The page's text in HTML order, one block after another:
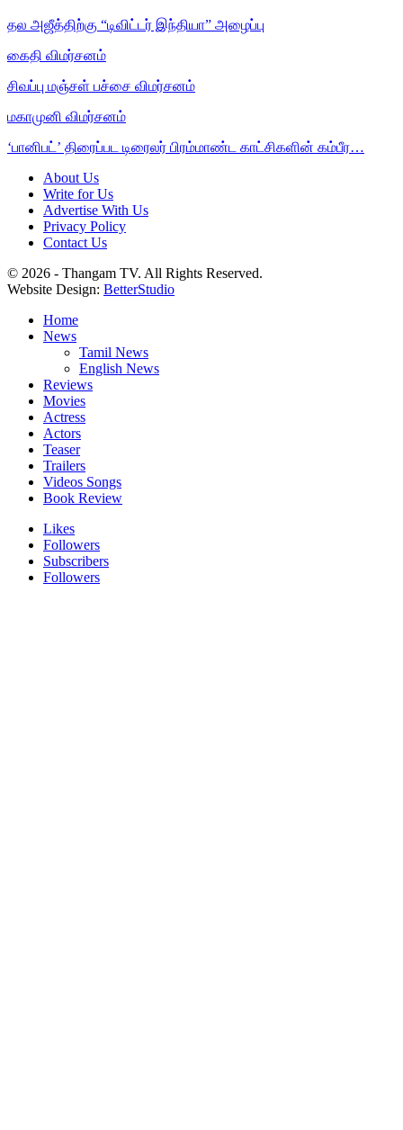
தல அஜீத்திற்கு “டிவிட்டர் இந்தியா” அழைப்பு
கைதி விமர்சனம்
சிவப்பு மஞ்சள் பச்சை விமர்சனம்
மகாமுனி விமர்சனம்
‘பானிபட்’ திரைப்பட டிரைலர் பிரம்மாண்ட காட்சிகளின் கம்பீர…
About Us
Write for Us
Advertise With Us
Privacy Policy
Contact Us
© 2026 - Thangam TV. All Rights Reserved.
Website Design: BetterStudio
Home
News
Tamil News
English News
Reviews
Movies
Actress
Actors
Teaser
Trailers
Videos Songs
Book Review
Likes
Followers
Subscribers
Followers